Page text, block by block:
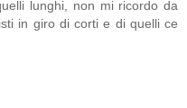
lunghi, non mi ricordo da
in giro di corti e di quelli ce